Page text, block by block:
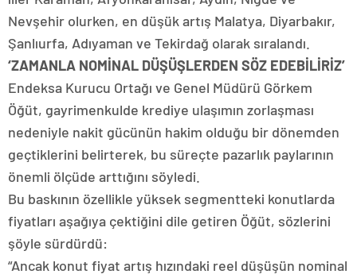
Nevşehir olurken, en düşük artış Malatya, Diyarbakır,
Şanlıurfa, Adıyaman ve Tekirdağ olarak sıralandı.
‘ZAMANLA NOMİNAL DÜŞÜŞLERDEN SÖZ EDEBİLİRİZ’
Endeksa Kurucu Ortağı ve Genel Müdürü Görkem
Öğüt, gayrimenkulde krediye ulaşımın zorlaşması
nedeniyle nakit gücünün hakim olduğu bir dönemden
geçtiklerini belirterek, bu süreçte pazarlık paylarının
önemli ölçüde arttığını söyledi.
Bu baskının özellikle yüksek segmentteki konutlarda
fiyatları aşağıya çektiğini dile getiren Öğüt, sözlerini
şöyle sürdürdü:
“Ancak konut fiyat artış hızındaki reel düşüşün nominal